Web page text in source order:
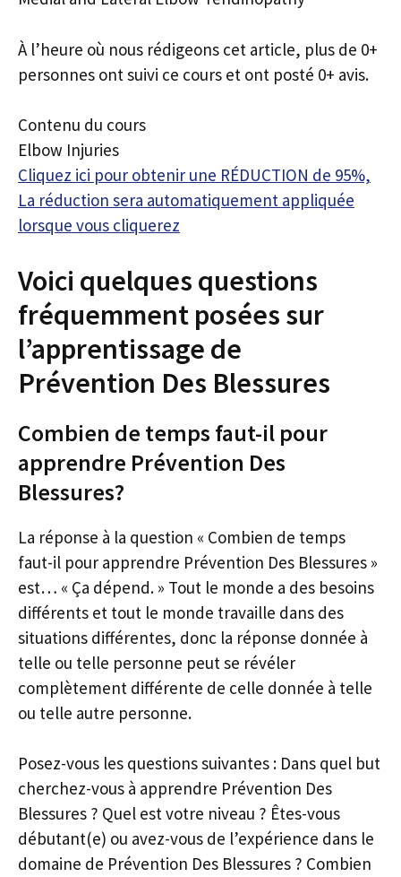
À l’heure où nous rédigeons cet article, plus de 0+
personnes ont suivi ce cours et ont posté 0+ avis.
Contenu du cours
Elbow Injuries
Cliquez ici pour obtenir une RÉDUCTION de 95%,
La réduction sera automatiquement appliquée
lorsque vous cliquerez
Voici quelques questions
fréquemment posées sur
l’apprentissage de
Prévention Des Blessures
Combien de temps faut-il pour
apprendre Prévention Des
Blessures?
La réponse à la question « Combien de temps
faut-il pour apprendre Prévention Des Blessures »
est… « Ça dépend. » Tout le monde a des besoins
différents et tout le monde travaille dans des
situations différentes, donc la réponse donnée à
telle ou telle personne peut se révéler
complètement différente de celle donnée à telle
ou telle autre personne.
Posez-vous les questions suivantes : Dans quel but
cherchez-vous à apprendre Prévention Des
Blessures ? Quel est votre niveau ? Êtes-vous
débutant(e) ou avez-vous de l’expérience dans le
domaine de Prévention Des Blessures ? Combien